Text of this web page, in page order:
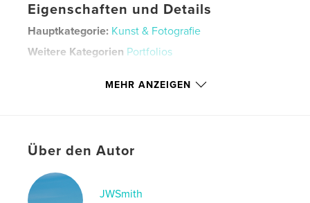
Eigenschaften und Details
Hauptkategorie: Kunst & Fotografie
Weitere Kategorien Portfolios
28
Schlüsselwörter
MEHR ANZEIGEN
Über den Autor
JWSmith